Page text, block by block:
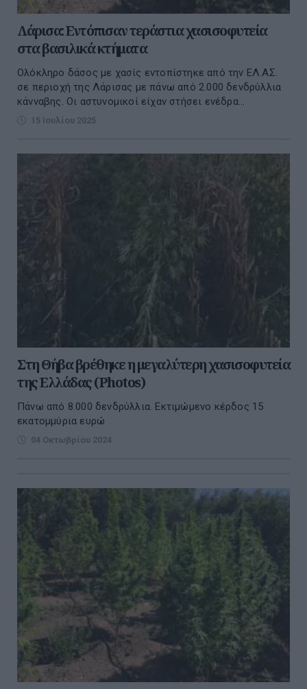
Λάρισα: Εντόπισαν τεράστια χασισοφυτεία
στα βασιλικά κτήματα
Ολόκληρο δάσος με χασίς εντοπίστηκε από την ΕΛ.ΑΣ.
σε περιοχή της Λάρισας με πάνω από 2.000 δενδρύλλια
κάνναβης. Οι αστυνομικοί είχαν στήσει ενέδρα...
15 Ιουλίου 2025
Στη Θήβα βρέθηκε η μεγαλύτερη χασισοφυτεία
της Ελλάδας (Photos)
Πάνω από 8.000 δενδρύλλια. Eκτιμώμενο κέρδος 15
εκατoμμύρια ευρώ
04 Οκτωβρίου 2024